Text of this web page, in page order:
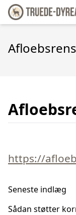
https://
Seneste indlæg
Sådan støtter